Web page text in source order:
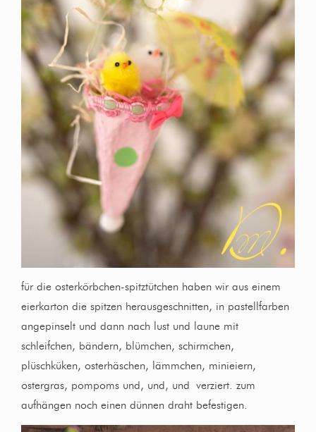
für die osterkörbchen-spitztütchen haben wir aus einem
eierkarton die spitzen herausgeschnitten, in pastellfarben
angepinselt und dann nach lust und laune mit
schleifchen, bändern, blümchen, schirmchen,
plüschküken, osterhäschen, lämmchen, minieiern,
ostergras, pompoms und, und, und verziert. zum
aufhängen noch einen dünnen draht befestigen.